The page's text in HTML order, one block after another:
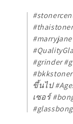
#grinder
ขึ้นไป
เซอร์